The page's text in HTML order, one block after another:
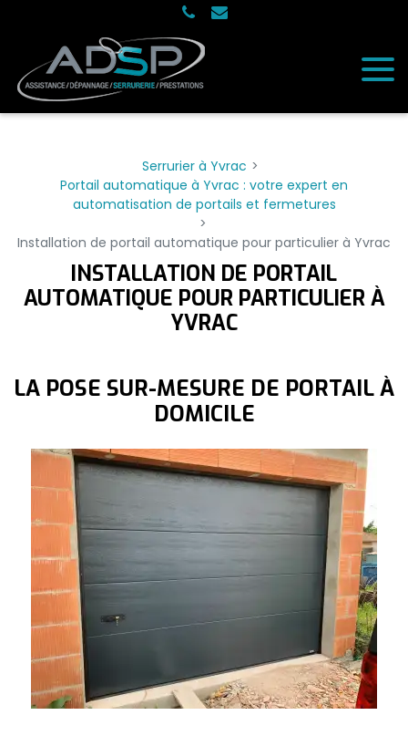
Serrurier à Yvrac
Portail automatique à Yvrac : votre expert en
automatisation de portails et fermetures
Installation de portail automatique pour particulier à Yvrac
INSTALLATION DE PORTAIL
AUTOMATIQUE POUR PARTICULIER À
YVRAC
LA POSE SUR-MESURE DE PORTAIL À
DOMICILE